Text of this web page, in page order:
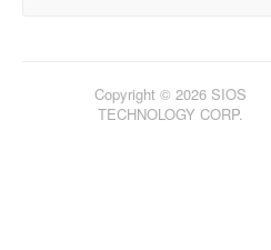
ミラー状態の定義
EMCMD コマンドの
Copyright © 2026 SIOS
TECHNOLOGY CORP.